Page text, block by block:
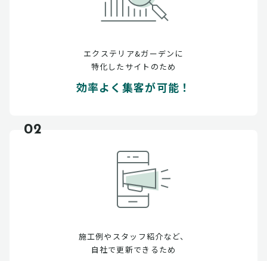
エクステリア&ガーデンに
特化したサイトのため
効率よく集客が可能！
02
施工例やスタッフ紹介など、
自社で更新できるため